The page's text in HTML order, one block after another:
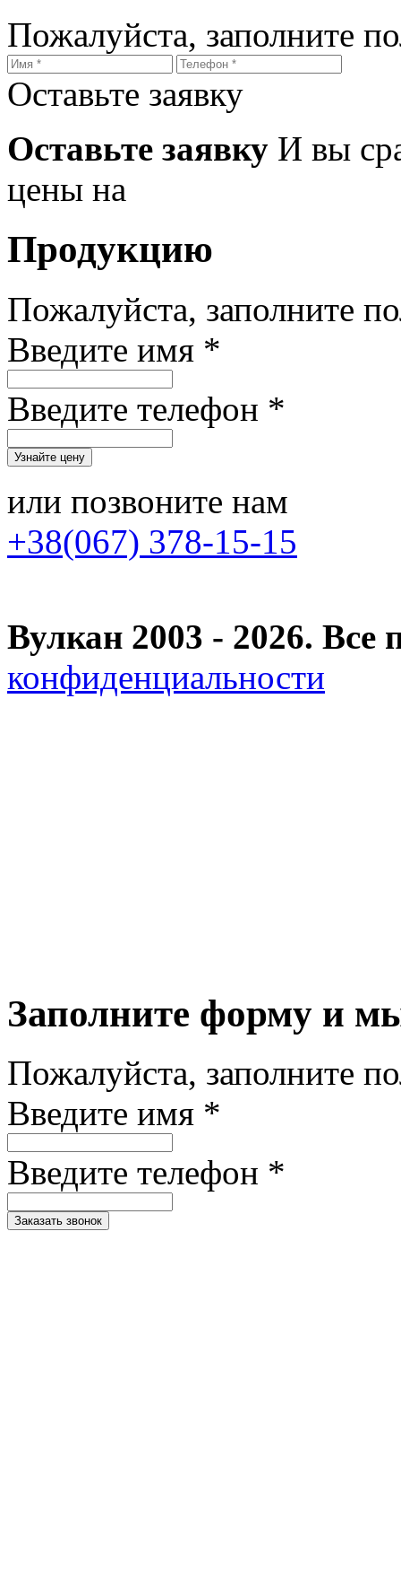
Пожалуйста, заполните
Оставьте заявку
Оставьте заявку И вы
цены на
Продукцию
Пожалуйста, заполните
Введите имя *
Введите телефон *
или позвоните нам
+38(067) 378-15-15
Вулкан 2003 - 2026.
конфиденциальности
Заполните форму и
Пожалуйста, заполните
Введите имя *
Введите телефон *